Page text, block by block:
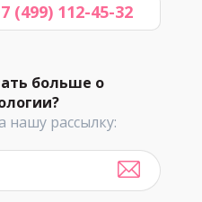
больше о
рассылку:
(499) 112-45-32